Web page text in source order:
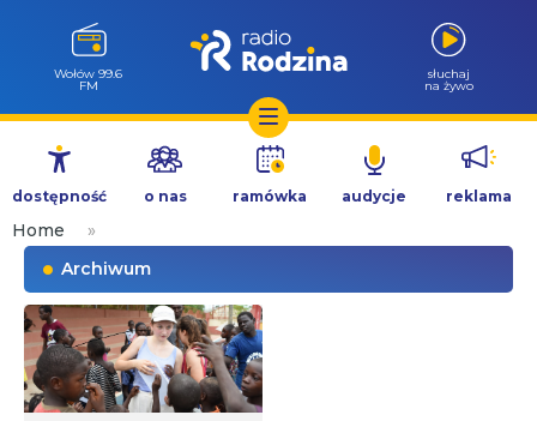
Przejdź
treści
Wołów 99.6
FM
słuchaj
na żywo
dostępność o nas ramówka audycje reklama
Home
»
Archiwum